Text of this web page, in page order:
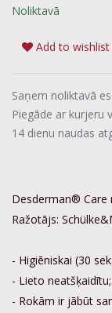
Noliktavā
Add to wishlist
Saņem noliktavā
Piegāde ar kurjeru
14 dienu naudas
Desderman® Care
Ražotājs:
- Higiēniskai (30
- Lieto neatšķaidītu;
- Rokām ir jābūt